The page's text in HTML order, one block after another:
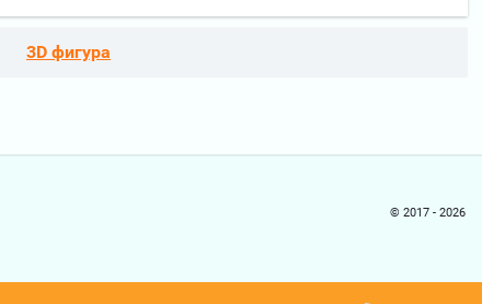
3D фигура
© 2017 - 2026